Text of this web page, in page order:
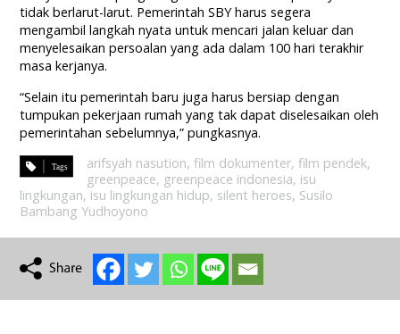
tidak berlarut-larut. Pemerintah SBY harus segera
mengambil langkah nyata untuk mencari jalan keluar dan
menyelesaikan persoalan yang ada dalam 100 hari terakhir
masa kerjanya.
“Selain itu pemerintah baru juga harus bersiap dengan
tumpukan pekerjaan rumah yang tak dapat diselesaikan oleh
pemerintahan sebelumnya,” pungkasnya.
arifsyah nasution,film dokumenter,film pendek,
greenpeace, greenpeace indonesia, isu
lingkungan, isu lingkungan hidup, silent heroes, Susilo
Bambang Yudhoyono